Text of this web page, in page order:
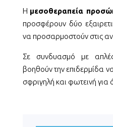
Η μεσοθεραπεία
προσφέρουν δύο
να προσαρμοστούν στις
Σε συνδυασμό με απλές
βοηθούν την επιδερμίδα
σφριγηλή και φωτεινή για